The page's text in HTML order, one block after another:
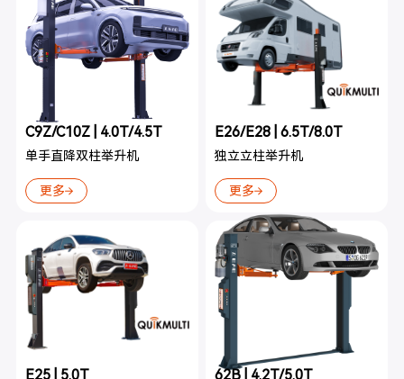
C9Z/C10Z | 4.0T/4.5T
单手直降双柱举升机
更多
E26/E28 | 6.5T/8.0T
独立立柱举升机
更多
E25 | 5.0T 62B | 4.2T/5.0T